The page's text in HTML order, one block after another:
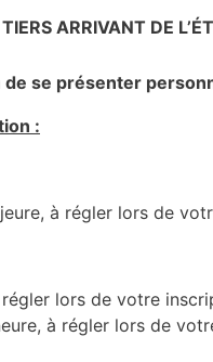
ARRIVANT DE
se présenter
:
à régler lors de
lors de votre
à régler lors de